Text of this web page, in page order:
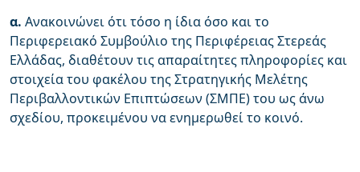
α. Ανακοινώνει ότι τόσο η ίδια όσο και το
Περιφερειακό Συμβούλιο της Περιφέρειας Στερεάς
Ελλάδας, διαθέτουν τις απαραίτητες πληροφορίες και
στοιχεία του φακέλου της Στρατηγικής Μελέτης
Περιβαλλοντικών Επιπτώσεων (ΣΜΠΕ) του ως άνω
σχεδίου, προκειμένου να ενημερωθεί το κοινό.